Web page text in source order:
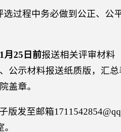
选过程中务必做到公正、公
月 25 日前报送相关评审材料
公示材料报送纸质版，汇
盖章。
版发至邮箱